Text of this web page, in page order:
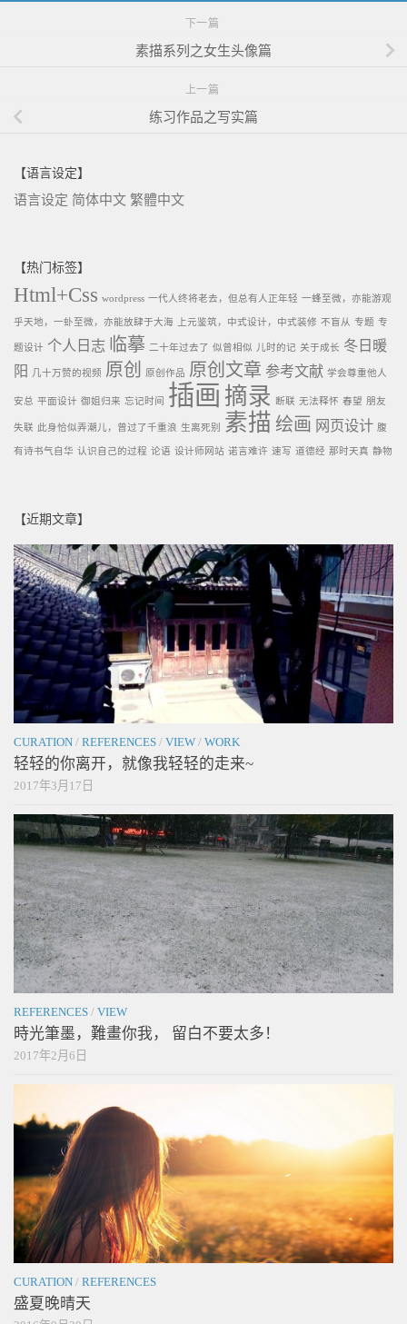
下一篇
素描系列之女生头像篇
上一篇
练习作品之写实篇
【语言设定】
语言设定 简体中文 繁體中文
【热门标签】
Html+Css wordpress 一代人终将老去，但总有人正年轻 一蜂至微，亦能游观
乎天地，一虲至微，亦能放肆于大海 上元鉴筑，中式设计，中式装修 不盲从 专题 专
题设计 个人日志 临摹 二十年过去了 似曾相似 儿时的记 关于成长 冬日暖
阳
几十万赞的视频 原创 原创作品 原创文章 参考文献 学会尊重他人
安总 平面设计 御姐归来 忘记时间 插画 摘录 断联 无法释怀 春望 朋友
失联 此身恰似弄潮儿，曾过了千重浪 生离死别 素描 绘画 网页设计 腹
有诗书气自华 认识自己的过程 论语 设计师网站 诺言难许 速写 道德经 那时天真 静物
【近期文章】
CURATION / REFERENCES / VIEW / WORK
轻轻的你离开，就像我轻轻的走来~
2017年3月17日
REFERENCES / VIEW
時光筆墨，難畫你我， 留白不要太多！
2017年2月6日
CURATION / REFERENCES
盛夏晚晴天